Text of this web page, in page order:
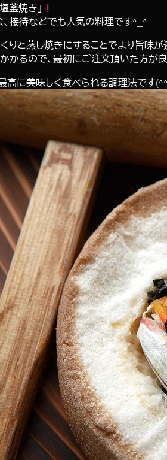
釜焼き」
接待などでも人気の料理です^_^
りと蒸し焼きにすることでより旨味
かるので、最初にご注文頂いた方が
高に美味しく食べられる調理法です